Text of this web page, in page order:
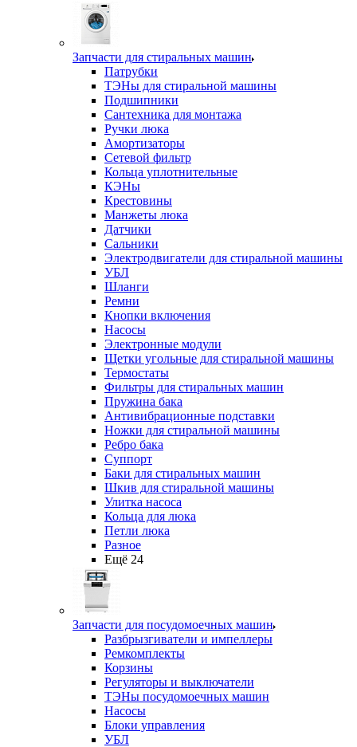
Запчасти для стиральных машин
Патрубки
ТЭНы для стиральной машины
Подшипники
Сантехника для монтажа
Ручки люка
Амортизаторы
Сетевой фильтр
Кольца уплотнительные
КЭНы
Крестовины
Манжеты люка
Датчики
Сальники
Электродвигатели для стиральной машины
УБЛ
Шланги
Ремни
Кнопки включения
Насосы
Электронные модули
Щетки угольные для стиральной машины
Термостаты
Фильтры для стиральных машин
Пружина бака
Антивибрационные подставки
Ножки для стиральной машины
Ребро бака
Суппорт
Баки для стиральных машин
Шкив для стиральной машины
Улитка насоса
Кольца для люка
Петли люка
Разное
Ещё 24
Запчасти для посудомоечных машин
Разбрызгиватели и импеллеры
Ремкомплекты
Корзины
Регуляторы и выключатели
ТЭНы посудомоечных машин
Насосы
Блоки управления
УБЛ